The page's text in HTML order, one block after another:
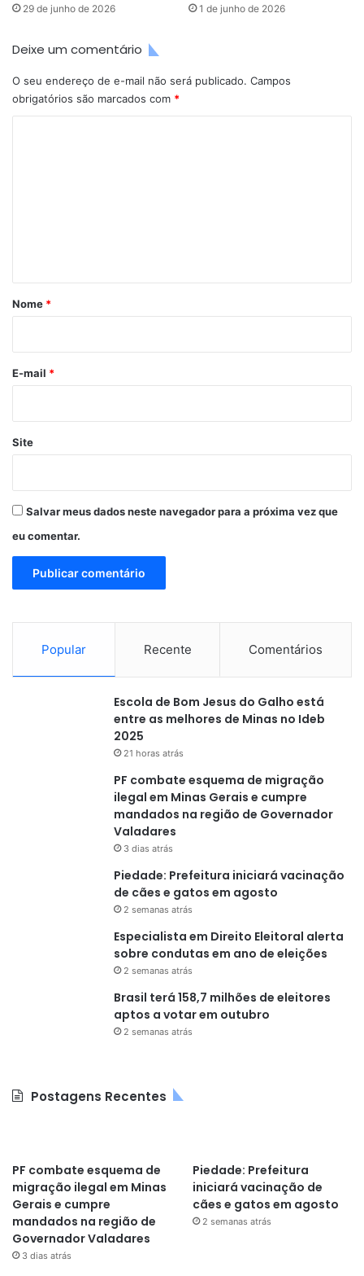
29 de junho de 2026 1 de junho de 2026
Deixe um comentário
O seu endereço de e-mail não será publicado. Campos
obrigatórios são marcados com *
r
*
Nome *
E-mail *
Site
Salvar meus dados neste navegador para a próxima vez que
eu comentar.
Popular Recente Comentários
Escola de Bom Jesus do Galho está
entre as melhores de Minas no Ideb
2025
21 horas atrás
PF combate esquema de migração
ilegal em Minas Gerais e cumpre
mandados na região de Governador
Valadares
3 dias atrás
Piedade: Prefeitura iniciará vacinação
de cães e gatos em agosto
2 semanas atrás
Especialista em Direito Eleitoral alerta
sobre condutas em ano de eleições
2 semanas atrás
Brasil terá 158,7 milhões de eleitores
aptos a votar em outubro
2 semanas atrás
Postagens Recentes
PF combate esquema de
migração ilegal em Minas
Gerais e cumpre
mandados na região de
Governador Valadares
3 dias atrás
Piedade: Prefeitura
iniciará vacinação de
cães e gatos em agosto
2 semanas atrás